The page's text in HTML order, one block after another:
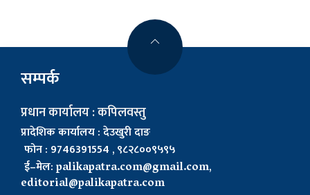
सम्पर्क
प्रधान कार्यालय : कपिलवस्तु
प्रादेशिक कार्यालय : देउखुरी दाङ
फोन : 9746391554 , ९८२८००९५९५
ई–मेल:palikapatra.com@gmail.com,
editorial@palikapatra.com